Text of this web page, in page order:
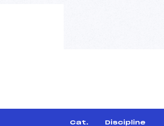
Cat. Discipline